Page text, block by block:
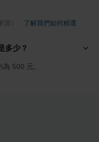
） 了解我們如何精選
多少？
500 元。